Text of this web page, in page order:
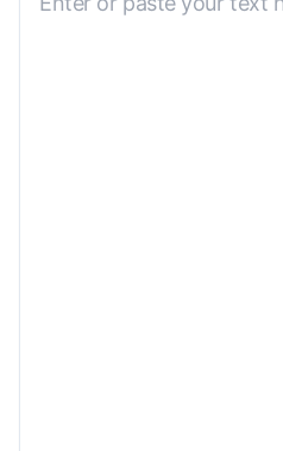
Formalitetsniveau